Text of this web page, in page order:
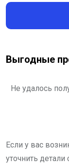
Выгодные
Не удалось
Если у вас
уточнить